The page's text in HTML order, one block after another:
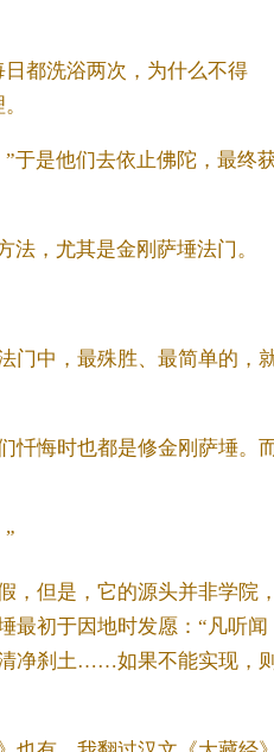
都洗浴两次，为什么不得
于是他们去依止佛陀，最终
，尤其是金刚萨埵法门。
门中，最殊胜、最简单的，
忏悔时也都是修金刚萨埵。
，但是，它的源头并非学院，
最初于因地时发愿：“凡听闻
净刹土……如果不能实现，则